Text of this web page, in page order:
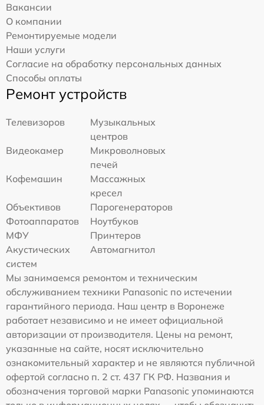
Вакансии
О компании
Ремонтируемые модели
Наши услуги
Согласие на обработку персональных данных
Способы оплаты
Ремонт устройств
Телевизоров
Музыкальных
центров
Видеокамер
Микроволновых
печей
Кофемашин
Массажных
кресел
Объективов
Парогенераторов
Фотоаппаратов
Ноутбуков
МФУ
Принтеров
Акустических
систем
Автомагнитол
Мы занимаемся ремонтом и техническим
обслуживанием техники Panasonic по истечении
гарантийного периода. Наш центр в Воронеже
работает независимо и не имеет официальной
авторизации от производителя. Цены на ремонт,
указанные на сайте, носят исключительно
ознакомительный характер и не являются публичной
офертой согласно п. 2 ст. 437 ГК РФ. Названия и
обозначения торговой марки Panasonic упоминаются